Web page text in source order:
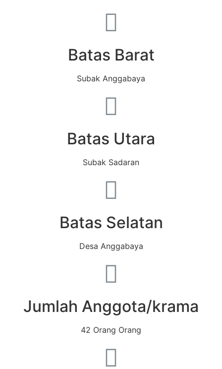
Batas Barat
Subak Anggabaya
Batas Utara
Subak Sadaran
Batas Selatan
Desa Anggabaya
Jumlah Anggota/krama
42 Orang Orang